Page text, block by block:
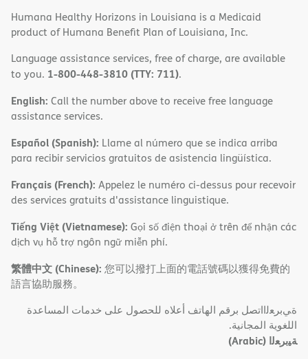
Humana Healthy Horizons in Louisiana is a Medicaid
product of Humana Benefit Plan of Louisiana, Inc.
Language assistance services, free of charge, are available
to you. 1-800-448-3810 (TTY: 711).
English: Call the number above to receive free language
assistance services.
Español (Spanish): Llame al número que se indica arriba
para recibir servicios gratuitos de asistencia lingüística.
Français (French): Appelez le numéro ci-dessus pour recevoir
des services gratuits d'assistance linguistique.
Tiếng Việt (Vietnamese): Gọi số điện thoại ở trên để nhận các
dịch vụ hỗ trợ ngôn ngữ miễn phí.
繁體中文 (Chinese): 您可以撥打上面的電話號碼以獲得免費的
語言協助服務。
ةﻲﺑﺮﻌﻟااﺗﺼﻞ ﺑﺮﻗﻢ اﻟﮭﺎﺗﻒ أﻋﻼه ﻟﻠﺤﺼﻮل ﻋﻠﻰ ﺧﺪﻣﺎت اﻟﻤﺴﺎﻋﺪة
اﻟﻠﻐﻮﯾﺔ اﻟﻤﺠﺎﻧﯿﺔ.
ﺔﯿﺑﺮﻌﻟا (Arabic)